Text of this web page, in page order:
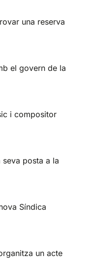
una reserva
el govern de la
i compositor
posta a la
Síndica
un acte